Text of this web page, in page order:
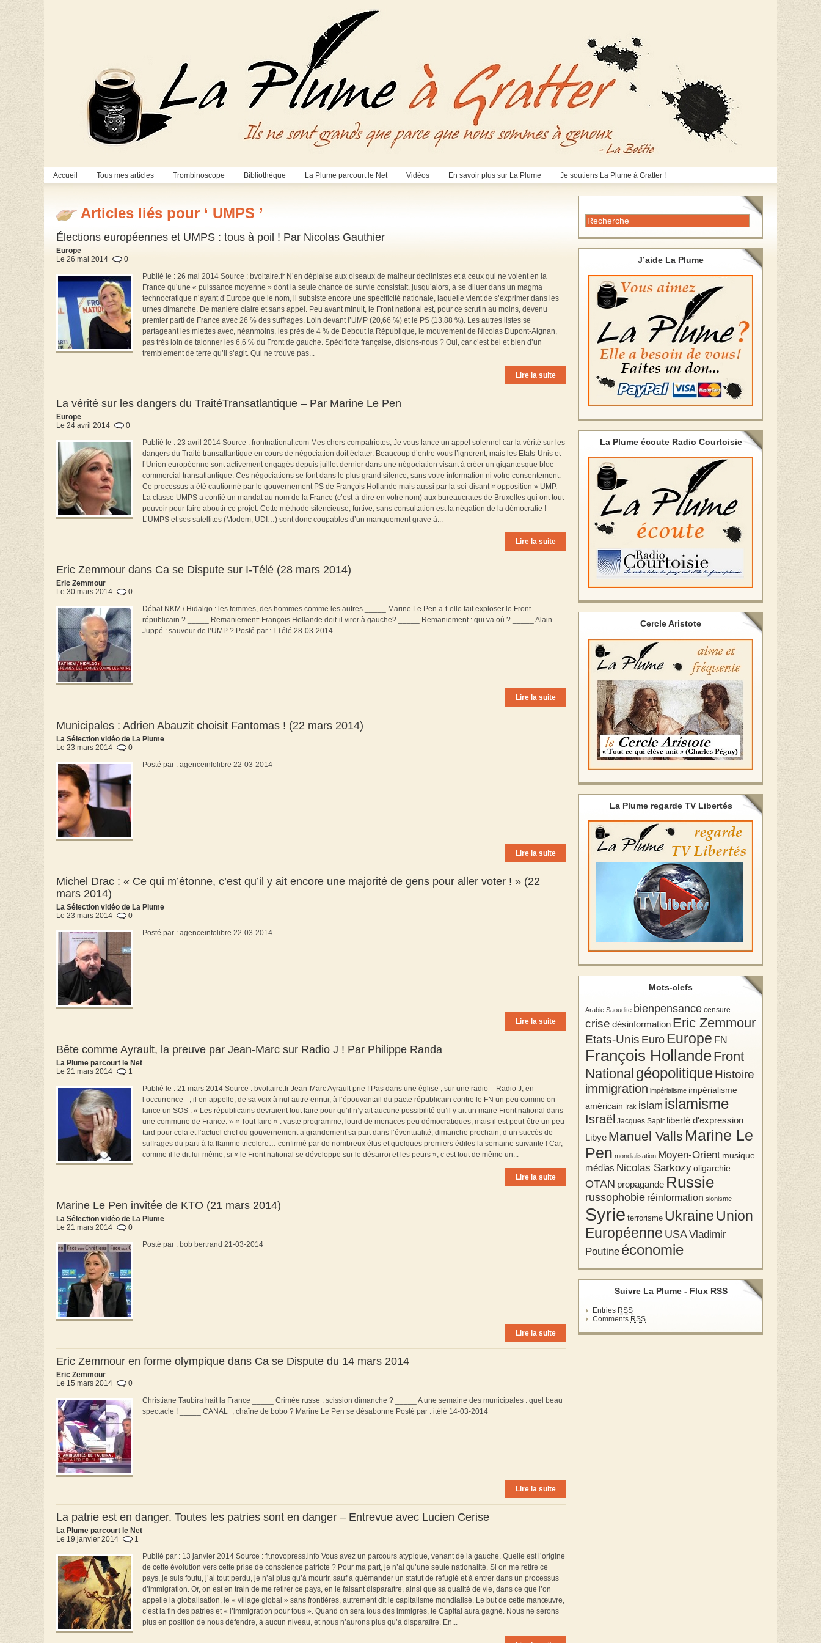
Accueil Tous mes articles Trombinoscope Bibliothèque La Plume parcourt le Net Vidéos En savoir plus sur La Plume Je soutiens La Plume à Gratter !
Articles liés pour ‘ UMPS ’
Élections européennes et UMPS : tous à poil ! Par Nicolas Gauthier
Europe
Le 26 mai 2014
0
Publié le : 26 mai 2014 Source : bvoltaire.fr N’en déplaise aux oiseaux de malheur déclinistes et à ceux qui ne voient en la
France qu’une « puissance moyenne » dont la seule chance de survie consistait, jusqu’alors, à se diluer dans un magma
technocratique n’ayant d’Europe que le nom, il subsiste encore une spécificité nationale, laquelle vient de s’exprimer dans les
urnes dimanche. De manière claire et sans appel. Peu avant minuit, le Front national est, pour ce scrutin au moins, devenu
premier parti de France avec 26 % des suffrages. Loin devant l’UMP (20,66 %) et le PS (13,88 %). Les autres listes se
partageant les miettes avec, néanmoins, les près de 4 % de Debout la République, le mouvement de Nicolas Dupont-Aignan,
pas très loin de talonner les 6,6 % du Front de gauche. Spécificité française, disions-nous ? Oui, car c’est bel et bien d’un
tremblement de terre qu’il s’agit. Qui ne trouve pas...
Lire la suite
La vérité sur les dangers du TraitéTransatlantique – Par Marine Le Pen
Europe
Le 24 avril 2014
0
Publié le : 23 avril 2014 Source : frontnational.com Mes chers compatriotes, Je vous lance un appel solennel car la vérité sur les
dangers du Traité transatlantique en cours de négociation doit éclater. Beaucoup d’entre vous l’ignorent, mais les Etats-Unis et
l’Union européenne sont activement engagés depuis juillet dernier dans une négociation visant à créer un gigantesque bloc
commercial transatlantique. Ces négociations se font dans le plus grand silence, sans votre information ni votre consentement.
Ce processus a été cautionné par le gouvernement PS de François Hollande mais aussi par la soi-disant « opposition » UMP.
La classe UMPS a confié un mandat au nom de la France (c’est-à-dire en votre nom) aux bureaucrates de Bruxelles qui ont tout
pouvoir pour faire aboutir ce projet. Cette méthode silencieuse, furtive, sans consultation est la négation de la démocratie !
L’UMPS et ses satellites (Modem, UDI…) sont donc coupables d’un manquement grave à...
Lire la suite
Eric Zemmour dans Ca se Dispute sur I-Télé (28 mars 2014)
Eric Zemmour
Le 30 mars 2014
0
Débat NKM / Hidalgo : les femmes, des hommes comme les autres _____ Marine Le Pen a-t-elle fait exploser le Front
républicain ? _____ Remaniement: François Hollande doit-il virer à gauche? _____ Remaniement : qui va où ? _____ Alain
Juppé : sauveur de l’UMP ? Posté par : I-Télé 28-03-2014
Lire la suite
Municipales : Adrien Abauzit choisit Fantomas ! (22 mars 2014)
La Sélection vidéo de La Plume
Le 23 mars 2014
0
Posté par : agenceinfolibre 22-03-2014
Lire la suite
Michel Drac : « Ce qui m’étonne, c’est qu’il y ait encore une majorité de gens pour aller voter ! » (22
mars 2014)
La Sélection vidéo de La Plume
Le 23 mars 2014
0
Posté par : agenceinfolibre 22-03-2014
Lire la suite
Bête comme Ayrault, la preuve par Jean-Marc sur Radio J ! Par Philippe Randa
La Plume parcourt le Net
Le 21 mars 2014
1
Publié le : 21 mars 2014 Source : bvoltaire.fr Jean-Marc Ayrault prie ! Pas dans une église ; sur une radio – Radio J, en
l’occurrence –, il en appelle, de sa voix à nul autre ennui, à l’épouvantail du pacte républicain contre le FN un peu comme on
lance un SOS : « Les républicains devraient tout faire pour qu’il n’y ait aucune possibilité qu’il y ait un maire Front national dans
une commune de France. » « Tout faire » : vaste programme, lourd de menaces peu démocratiques, mais il est peut-être un peu
tard pour cela et l’actuel chef du gouvernement a grandement sa part dans l’éventualité, dimanche prochain, d’un succès de
suffrages du parti à la flamme tricolore… confirmé par de nombreux élus et quelques premiers édiles la semaine suivante ! Car,
comme il le dit lui-même, si « le Front national se développe sur le désarroi et les peurs », c’est tout de même un...
Lire la suite
Marine Le Pen invitée de KTO (21 mars 2014)
La Sélection vidéo de La Plume
Le 21 mars 2014
0
Posté par : bob bertrand 21-03-2014
Lire la suite
Eric Zemmour en forme olympique dans Ca se Dispute du 14 mars 2014
Eric Zemmour
Le 15 mars 2014
0
Christiane Taubira hait la France _____ Crimée russe : scission dimanche ? _____ A une semaine des municipales : quel beau
spectacle ! _____ CANAL+, chaîne de bobo ? Marine Le Pen se désabonne Posté par : itélé 14-03-2014
Lire la suite
La patrie est en danger. Toutes les patries sont en danger – Entrevue avec Lucien Cerise
La Plume parcourt le Net
Le 19 janvier 2014
1
Publié par : 13 janvier 2014 Source : fr.novopress.info Vous avez un parcours atypique, venant de la gauche. Quelle est l’origine
de cette évolution vers cette prise de conscience patriote ? Pour ma part, je n’ai qu’une seule nationalité. Si on me retire ce
pays, je suis foutu, j’ai tout perdu, je n’ai plus qu’à mourir, sauf à quémander un statut de réfugié et à entrer dans un processus
d’immigration. Or, on est en train de me retirer ce pays, en le faisant disparaître, ainsi que sa qualité de vie, dans ce que l’on
appelle la globalisation, le « village global » sans frontières, autrement dit le capitalisme mondialisé. Le but de cette manœuvre,
c’est la fin des patries et « l’immigration pour tous ». Quand on sera tous des immigrés, le Capital aura gagné. Nous ne serons
plus en position de nous défendre, à aucun niveau, et nous n’aurons plus qu’à disparaître. En...
J’aide La Plume
La Plume écoute Radio Courtoisie
Cercle Aristote
La Plume regarde TV Libertés
Mots-clefs
Arabie Saoudite bienpensance censure
crise désinformation Eric Zemmour
Etats-Unis Euro Europe FN
François HollandeFront
National géopolitiqueHistoire
immigration impérialisme impérialisme
américain Irak islam islamisme
Israël Jacques Sapir liberté d'expression
Libye Manuel Valls Marine Le
Pen mondialisation Moyen-Orient musique
médias Nicolas Sarkozyoligarchie
OTAN propagande Russie
russophobie réinformation sionisme
Syrie terrorisme Ukraine Union
Européenne USAVladimir
Poutine économie
Suivre La Plume - Flux RSS
Entries RSS
Comments RSS